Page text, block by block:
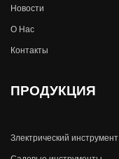
Новости
О Hас
Контакты
ПРОДУКЦИЯ
Злектрический инструмент